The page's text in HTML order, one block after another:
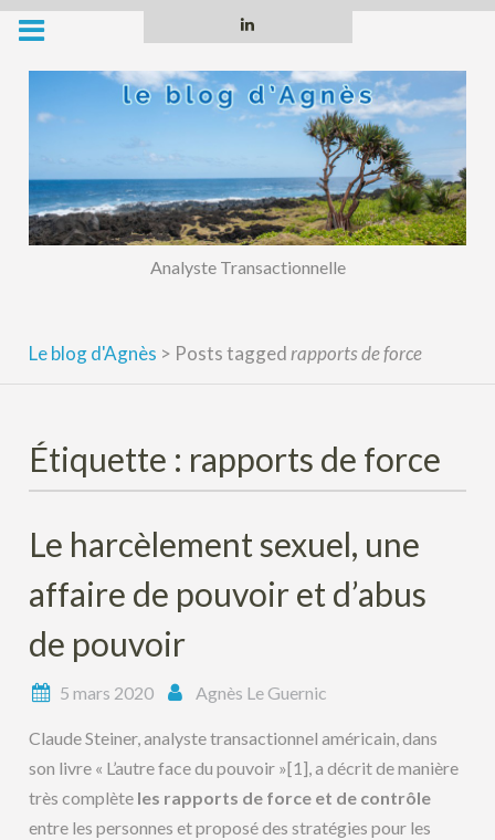
Skip
content
Analyste Transactionnelle
Le blog d'Agnès > Posts taggedrapports de force
Étiquette : rapports de force
Le harcèlement sexuel, une
affaire de pouvoir et d’abus
de pouvoir
5 mars 2020 Agnès Le Guernic
Claude Steiner, analyste transactionnel américain, dans
son livre « L’autre face du pouvoir »[1], a décrit de manière
très complète les rapports de force et de contrôle
entre les personnes et proposé des stratégies pour les